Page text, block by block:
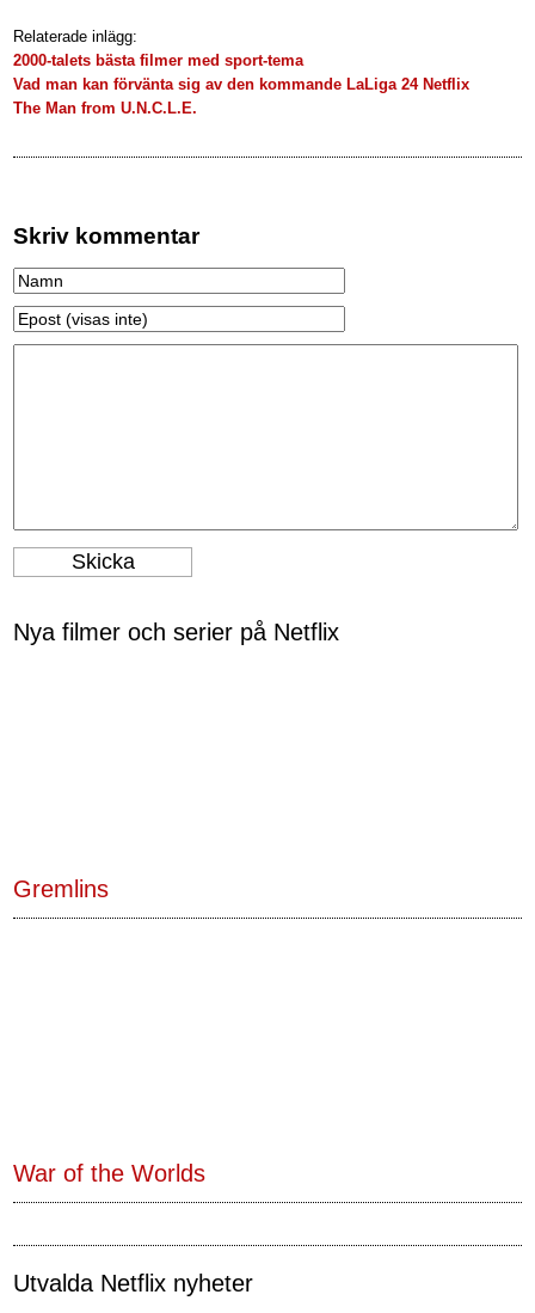
Relaterade inlägg:
2000-talets bästa filmer med sport-tema
Vad man kan förvänta sig av den kommande LaLiga 24 Netflix
The Man from U.N.C.L.E.
Skriv kommentar
Nya filmer och serier på Netflix
Gremlins
War of the Worlds
Utvalda Netflix nyheter